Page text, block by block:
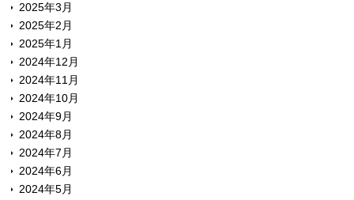
2025年3月
2025年2月
2025年1月
2024年12月
2024年11月
2024年10月
2024年9月
2024年8月
2024年7月
2024年6月
2024年5月